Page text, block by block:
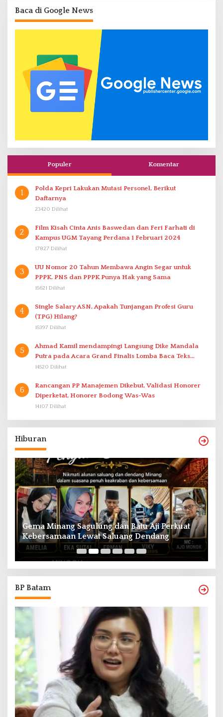
Baca di Google News
Populer Komentar
1
Polda Kepri Lakukan Mutasi Personel, Berikut
Daftarnya
23420 Dilihat
2
Film Kisah Cinta Anis Baswedan dan Feri Farhati di
Kampus UGM Tayang Perdana 1 Februari 2024
17827 Dilihat
3
UU Nomor 20 Tahun Membawa Angin Segar untuk
PPPK. PNS dan PPPK Punya Hak yang Sama
15621 Dilihat
4
Single Salary ASN, Apakah Tunjangan Profesi Guru
(TPG) Hilang?
15397 Dilihat
5
Ahmad Kamil mendampingi Langsung Dike Mandala
Putra pada Acara Grand Finalis Lomba Baca Teks
Proklamasi Mirip Bung Karno di Bali
14520 Dilihat
6
Rancangan PP Manajemen Dikebut, Validasi Honorer
Diperketat, Honorer Bodong Was-Was
14107 Dilihat
Hiburan
Gema Minang Sagulung dan Batu Aji Perkuat
Kebersamaan Lewat Saluang Dendang
BP Batam